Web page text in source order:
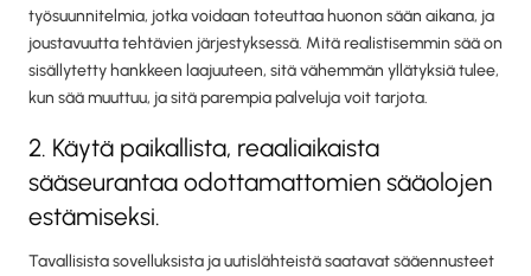
työsuunnitelmia, jotka voidaan toteuttaa huonon sään aikana, ja
joustavuutta tehtävien järjestyksessä. Mitä realistisemmin sää on
sisällytetty hankkeen laajuuteen, sitä vähemmän yllätyksiä tulee,
kun sää muuttuu, ja sitä parempia palveluja voit tarjota.
2. Käytä paikallista, reaaliaikaista
sääseurantaa odottamattomien sääolojen
estämiseksi.
Tavallisista sovelluksista ja uutislähteistä saatavat sääennusteet